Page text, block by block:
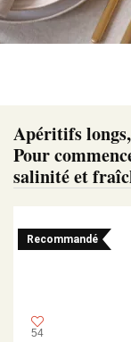
Apéritifs
Pour
salinité et
Recommandé
54